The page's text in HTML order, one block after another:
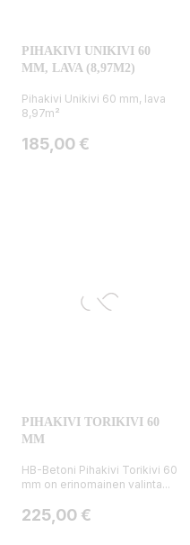
PIHAKIVI UNIKIVI 60
MM, LAVA (8,97M2)
Pihakivi Unikivi 60 mm, lava
8,97m²
Hinta
185,00 €
PIHAKIVI TORIKIVI 60
MM
HB-Betoni Pihakivi Torikivi 60
mm on erinomainen valinta...
Hinta
225,00 €